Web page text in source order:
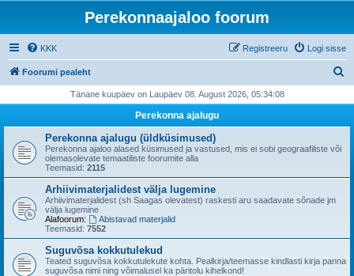
Perekonnaajaloo foorum
KKK Logi sisse
Registreeru
Foorumi pealeht
i
Tänane kuupäev on Laupäev 08. August 2026, 05:34:08
Perekonna ajalugu
Perekonna ajalugu (üldküsimused)
Perekonna ajaloo alased küsimused ja vastused, mis ei sobi geograafiliste või
olemasolevate temaatiliste foorumite alla
Teemasid: 2115
Arhiivimaterjalidest välja lugemine
Arhiivimaterjalidest (sh Saagas olevatest) raskesti aru saadavate sõnade jm
välja lugemine
Alafoorum:
Abistavad materjalid
Teemasid: 7552
Suguvõsa kokkutulekud
Teated suguvõsa kokkutulekute kohta. Pealkirja/teemasse kindlasti kirja panna
suguvõsa nimi ning võimalusel ka päritolu kihelkond!